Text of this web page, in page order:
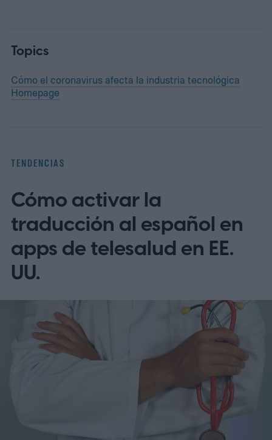
Topics
Cómo el coronavirus afecta la industria tecnológica
Homepage
TENDENCIAS
Cómo activar la
traducción al español en
apps de telesalud en EE.
UU.